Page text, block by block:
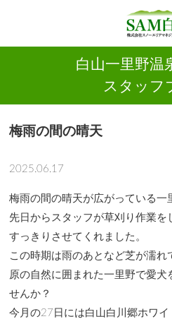
白山一里野温
スタッフ
梅雨の間の晴天
2025.06.17
梅雨の間の晴天が広がっている一
先日からスタッフが草刈り作業を
すっきりさせてくれました。
この時期は雨のあとなど芝が濡
原の自然に囲まれた一里野で愛犬
せんか？
今月の27日には白山白川郷ホワ